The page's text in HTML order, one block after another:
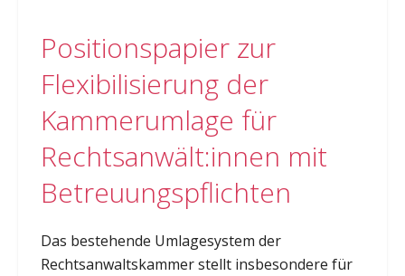
Positionspapier zur
Flexibilisierung der
Kammerumlage für
Rechtsanwält:innen mit
Betreuungspflichten
Das bestehende Umlagesystem der
Rechtsanwaltskammer stellt insbesondere für